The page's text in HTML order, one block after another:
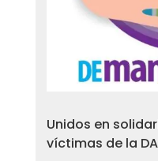
Unidos en
víctimas de la